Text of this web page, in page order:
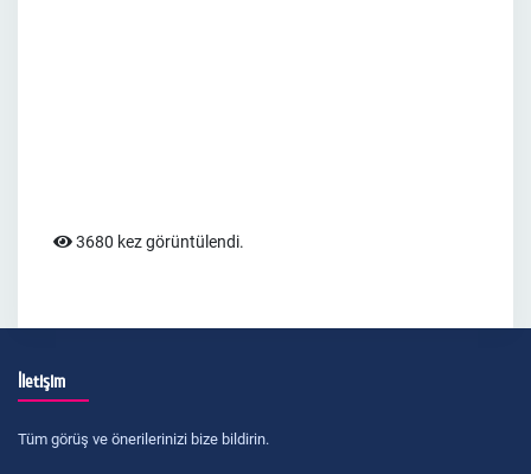
3680 kez görüntülendi.
İletişim
Tüm görüş ve önerilerinizi bize bildirin.